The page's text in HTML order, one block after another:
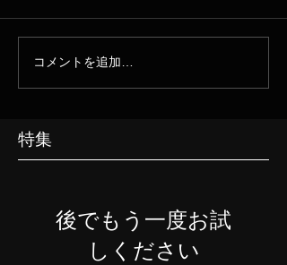
コメントを追加…
特集
後でもう一度お試
しください